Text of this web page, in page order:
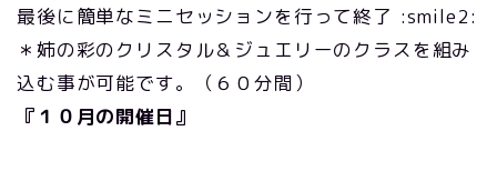
最後に簡単なミニセッションを行って終了 :smile2:
＊姉の彩のクリスタル＆ジュエリーのクラスを組み
込む事が可能です。（６０分間）
『１０月の開催日』